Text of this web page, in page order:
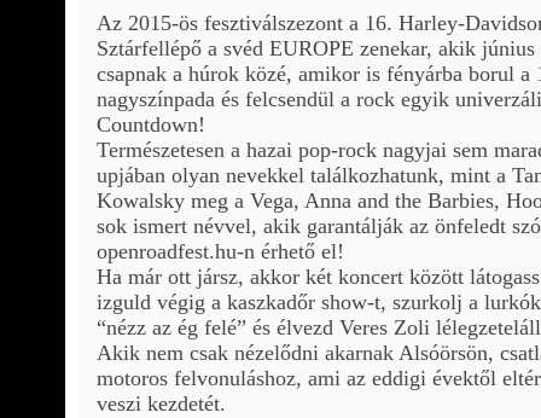
Az 2015-ös fesztiválszezont a 16. Harley-
Sztárfellépő a svéd EUROPE zenekar, akik
csapnak a húrok közé, amikor is fényárba borul a
nagyszínpada és felcsendül a rock egyik
Countdown!
Természetesen a hazai pop-rock nagyjai sem
upjában olyan nevekkel találkozhatunk, mint a
Kowalsky meg a Vega, Anna and the Barbies,
sok ismert névvel, akik garantálják az önfeledt
openroadfest.hu-n érhető el!
Ha már ott jársz, akkor két koncert között
izguld végig a kaszkadőr show-t, szurkolj a
“nézz az ég felé” és élvezd Veres Zoli
Akik nem csak nézelődni akarnak Alsóörsön,
motoros felvonuláshoz, ami az eddigi évektől
veszi kezdetét.